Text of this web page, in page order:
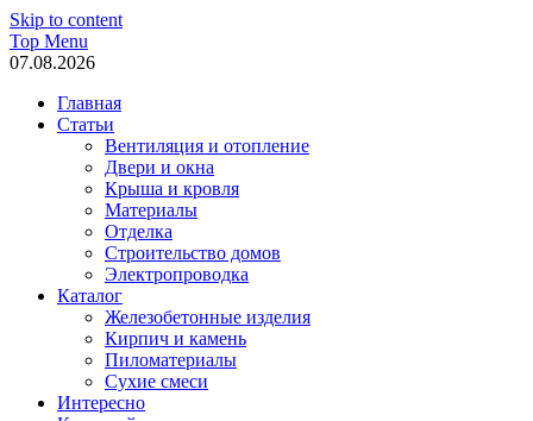
Skip to content
Top Menu
07.08.2026
Главная
Статьи
Вентиляция и отопление
Двери и окна
Крыша и кровля
Материалы
Отделка
Строительство домов
Электропроводка
Каталог
Железобетонные изделия
Кирпич и камень
Пиломатериалы
Сухие смеси
Интересно